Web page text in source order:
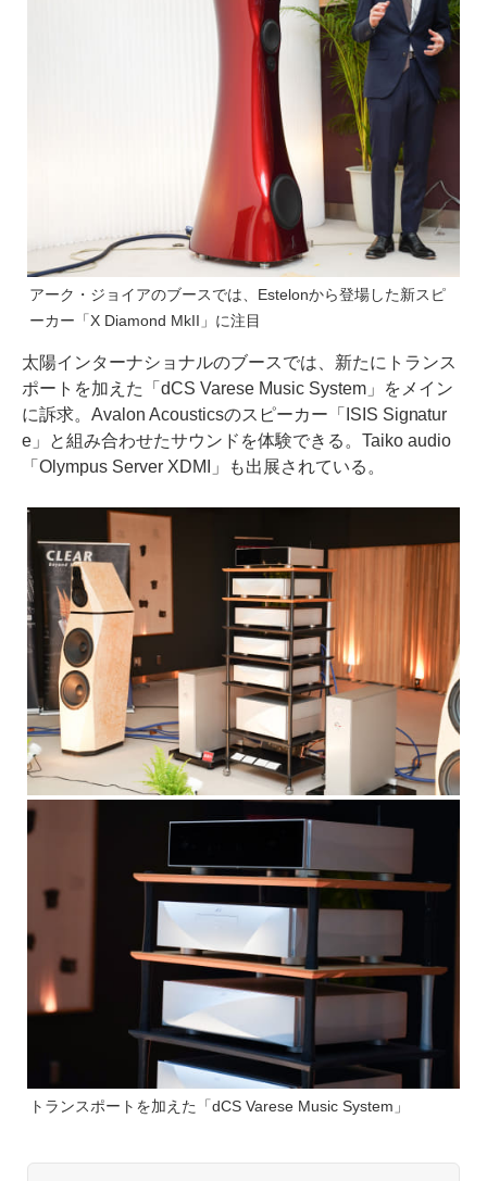
アーク・ジョイアのブースでは、Estelonから登場した新スピ
ーカー「X Diamond MkII」に注目
太陽インターナショナルのブースでは、新たにトランス
ポートを加えた「dCS Varese Music System」をメイン
に訴求。Avalon Acousticsのスピーカー「ISIS Signatur
e」と組み合わせたサウンドを体験できる。Taiko audio
「Olympus Server XDMI」も出展されている。
トランスポートを加えた「dCS Varese Music System」